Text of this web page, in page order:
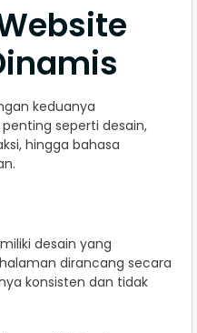
keduanya
seperti desain,
hingga bahasa
desain yang
dirancang secara
konsisten dan tidak